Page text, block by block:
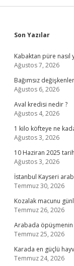
Sidebar
Son Yazılar
Kabaktan püre nasıl
Ağustos 7, 2026
Bağımsız
Ağustos 6, 2026
Aval kredisi nedir ?
Ağustos 4, 2026
1 kilo köfteye ne
Ağustos 3, 2026
10 Haziran 2025
Ağustos 3, 2026
İstanbul Kayseri
Temmuz 30, 2026
Kozalak macunu
Temmuz 26, 2026
Arabada öpüşmenin
Temmuz 25, 2026
Karada en güçlü
Temmuz 24, 2026